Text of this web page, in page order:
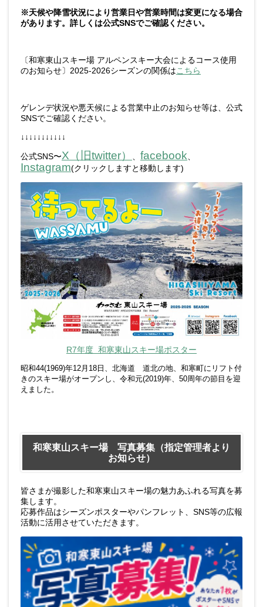
※天候や降雪状況により営業日や営業時間は変更になる場合
があります。詳しくは公式SNSでご確認ください。
〔和寒東山スキー場 アルペンスキー大会によるコース使用
のお知らせ〕2025-2026シーズンの関係はこちら
ゲレンデ状況や悪天候による営業中止のお知らせ等は、公式
SNSでご確認ください。
↓↓↓↓↓↓↓↓↓↓↓
公式SNS〜X（旧twitter） 、 facebook、
Instagram(クリックしますと移動します)
R7年度 和寒東山スキー場ポスター
昭和44(1969)年12月18日、北海道 道北の地、和寒町にリフト付
きのスキー場がオープンし、令和元(2019)年、50周年の節目を迎
えました。
和寒東山スキー場 写真募集（指定管理者より
お知らせ）
皆さまが撮影した和寒東山スキー場の魅力あふれる写真を募
集します。
応募作品はシーズンポスターやパンフレット、SNS等の広報
活動に活用させていただきます。